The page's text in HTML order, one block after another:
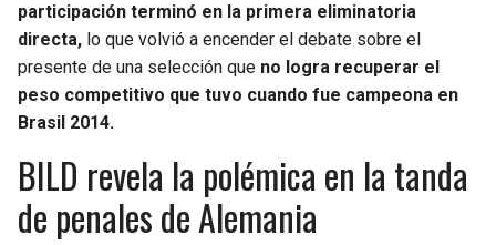
BUCCANEERS
participación terminó en la primera eliminatoria
directa, lo que volvió a encender el debate sobre el
presente de una selección que no logra recuperar el
peso competitivo que tuvo cuando fue campeona en
Brasil 2014.
BILD revela la polémica en la tanda
de penales de Alemania